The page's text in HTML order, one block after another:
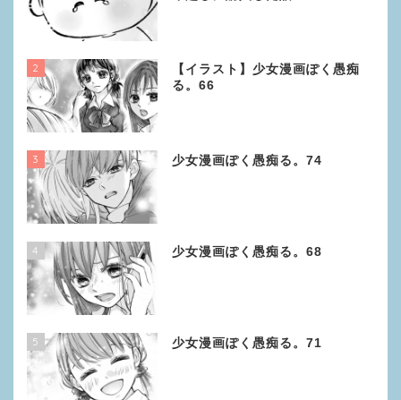
2
【イラスト】少女漫画ぽく愚痴
る。66
3 少女漫画ぽく愚痴る。74
4 少女漫画ぽく愚痴る。68
5 少女漫画ぽく愚痴る。71